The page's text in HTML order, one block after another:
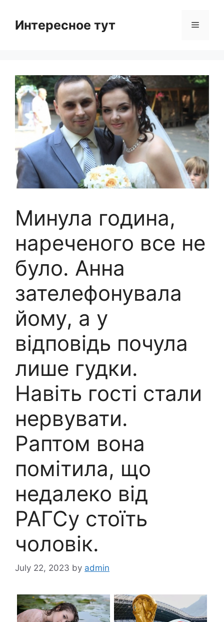
contentИнтересное тут Menu
Минула година,
нареченого все не
було. Анна
зателефонувала
йому, а у
відповідь почула
лише гудки.
Навіть гості стали
нервувати.
Раптом вона
помітила, що
недалеко від
РАГСу стоїть
чоловік.
July 22, 2023 by admin